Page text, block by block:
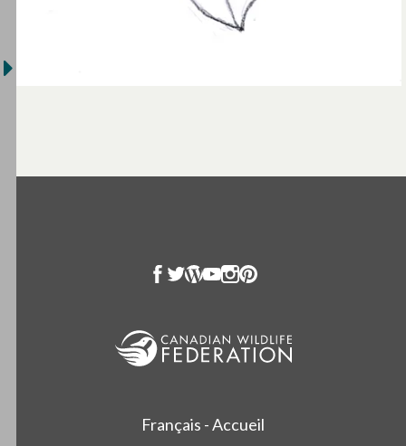
Français - Accueil